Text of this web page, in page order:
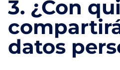
3. ¿Con
datos